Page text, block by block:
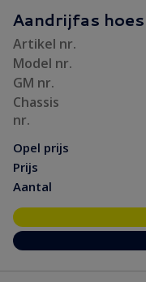
Aandrijfas
Artikel nr.
Model nr.
GM nr.
Chassis
nr.
Opel prijs
Prijs
Aantal